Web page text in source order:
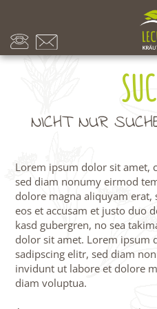
NICHT NUR
Lorem ipsum dolor sit amet,
sed diam nonumy eirmod
dolore magna aliquyam
eos et accusam et justo duo
kasd gubergren, no sea
dolor sit amet. Lorem ipsum
sadipscing elitr, sed diam
invidunt ut labore et dolore
diam voluptua.